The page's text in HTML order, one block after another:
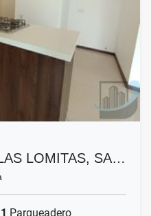
LOMITAS, SA…
1 Parqueadero